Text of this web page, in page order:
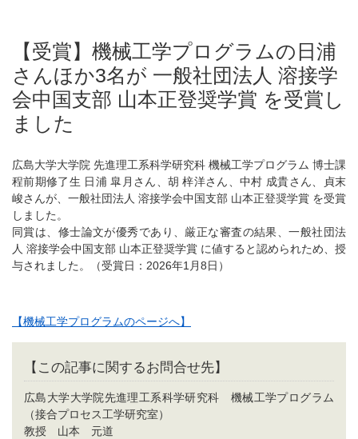
【受賞】機械工学プログラムの日浦
さんほか3名が 一般社団法人 溶接学
会中国支部 山本正登奨学賞 を受賞し
ました
広島大学大学院 先進理工系科学研究科 機械工学プログラム 博士課
程前期修了生 日浦 皐月さん、胡 梓洋さん、中村 成貴さん、貞末
峻さんが、一般社団法人 溶接学会中国支部 山本正登奨学賞 を受賞
しました。
同賞は、修士論文が優秀であり、厳正な審査の結果、一般社団法
人 溶接学会中国支部 山本正登奨学賞 に値すると認められため、授
与されました。（受賞日：2026年1月8日）
【機械工学プログラムのページへ】
【この記事に関するお問合せ先】
広島大学大学院先進理工系科学研究科 機械工学プログラム
（接合プロセス工学研究室）
教授 山本 元道